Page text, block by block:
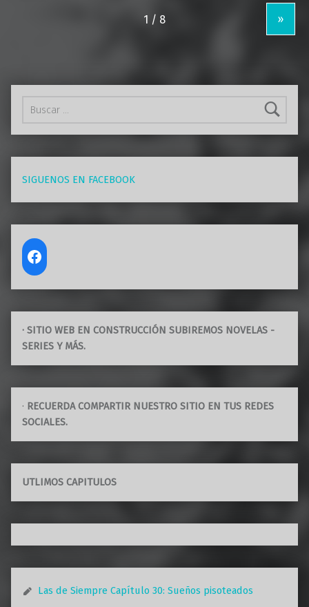
»
SIGUENOS EN FACEBOOK
· SITIO WEB EN CONSTRUCCIÓN SUBIREMOS NOVELAS -
SERIES Y MÁS.
· RECUERDA COMPARTIR NUESTRO SITIO EN TUS REDES
SOCIALES.
UTLIMOS CAPITULOS
Las de Siempre Capítulo 30: Sueños pisoteados